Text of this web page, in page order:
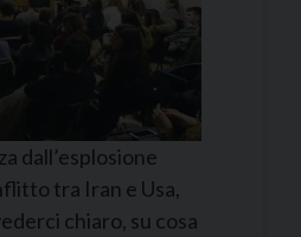
dall’esplosione
tra Iran e Usa,
chiaro, su cosa